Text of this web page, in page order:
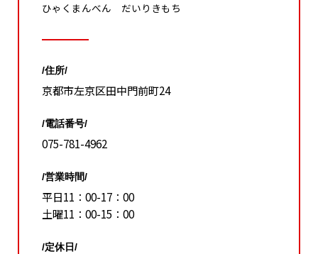
ひゃくまんべん だいりきもち
/住所/
京都市左京区田中門前町24
/電話番号/
075-781-4962
/営業時間/
平日11：00-17：00
土曜11：00-15：00
/定休日/